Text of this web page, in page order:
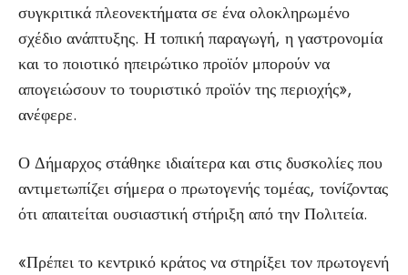
συγκριτικά πλεονεκτήματα σε ένα ολοκληρωμένο
σχέδιο ανάπτυξης. Η τοπική παραγωγή, η γαστρονομία
και το ποιοτικό ηπειρώτικο προϊόν μπορούν να
απογειώσουν το τουριστικό προϊόν της περιοχής»,
ανέφερε.
Ο Δήμαρχος στάθηκε ιδιαίτερα και στις δυσκολίες που
αντιμετωπίζει σήμερα ο πρωτογενής τομέας, τονίζοντας
ότι απαιτείται ουσιαστική στήριξη από την Πολιτεία.
«Πρέπει το κεντρικό κράτος να στηρίξει τον πρωτογενή